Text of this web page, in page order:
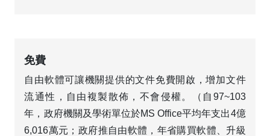
免費
自由軟體可讓機關提供的文件免費開啟，增加文件
流通性，自由複製散佈，不會侵權。（自97~103
年，政府機關及學術單位於MS Office平均年支出4億
6,016萬元；政府推自由軟體，年省購買軟體、升級